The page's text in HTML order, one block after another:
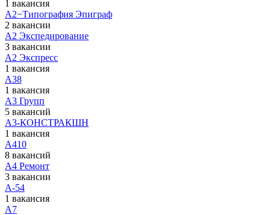
1 вакансия
А2−Типография Эпиграф
2 вакансии
А2 Экспедирование
3 вакансии
А2 Экспресс
1 вакансия
А38
1 вакансия
А3 Групп
5 вакансий
А3-КОНСТРАКШН
1 вакансия
А410
8 вакансий
А4 Ремонт
3 вакансии
А-54
1 вакансия
А7